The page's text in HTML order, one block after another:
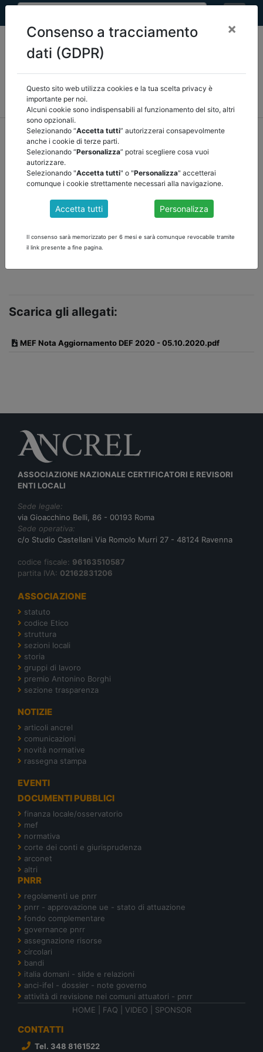
MEF FINANZA LOCALE/OSSERVATORIO
NORMATIVA
CORTE DEI CONTI E GIURISPRUDENZA
home documenti pubblici mef/torna indietro
DOCUMENTI PUBBLICI
NOTA AGGIORNAMENTO DEF 2020
Presidente del Consiglio dei Ministri Giuseppe Conte e dal
Ministro dell'Economia e delle Finanze Roberto Gualtieri al
Scarica gli allegati:
MEF Nota Aggiornamento DEF 2020 - 05.10.2020.pdf
ASSOCIAZIONE NAZIONALE CERTIFICATORI E REVISORI
ENTI LOCALI
Sede legale:
via Gioacchino Belli, 86 - 00193 Roma
Sede operativa:
c/o Studio Castellani Via Romolo Murri 27 - 48124 Ravenna
codice fiscale: 96163510587
partita IVA: 02162831206
ASSOCIAZIONE
statuto
codice Etico
struttura
sezioni locali
storia
gruppi di lavoro
premio Antonino Borghi
sezione trasparenza
NOTIZIE
articoli ancrel
comunicazioni
novità normative
rassegna stampa
EVENTI
DOCUMENTI PUBBLICI
finanza locale/osservatorio
mef
normativa
corte dei conti e giurisprudenza
arconet
altri
PNRR
regolamenti ue pnrr
pnrr - approvazione ue - stato di attuazione
fondo complementare
governance pnrr
assegnazione risorse
circolari
bandi
italia domani - slide e relazioni
anci-ifel - dossier - note governo
attività di revisione nei comuni attuatori - pnrr
HOME
FAQ VIDEO SPONSOR
CONTATTI
Tel. 348 8161522
Consenso a tracciamento
dati (GDPR)
×
Questo sito web utilizza cookies e la tua scelta privacy è
importante per noi.
Alcuni cookie sono indispensabili al funzionamento del sito, altri
sono opzionali.
Selezionando “Accetta tutti” autorizzerai consapevolmente
anche i cookie di terze parti.
Selezionando “Personalizza” potrai scegliere cosa vuoi
autorizzare.
Selezionando "Accetta tutti" o "Personalizza" accetterai
comunque i cookie strettamente necessari alla navigazione.
Accetta tutti Personalizza
Il consenso sarà memorizzato per 6 mesi e sarà comunque revocabile tramite
il link presente a fine pagina.